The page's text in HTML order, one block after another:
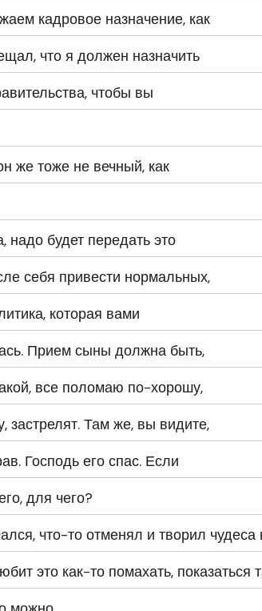
кадровое назначение, как
что я должен назначить
чтобы вы
же тоже не вечный, как
будет передать это
себя привести нормальных,
которая вами
Прием сыны должна быть,
все поломаю по-хорошу,
застрелят. Там же, вы видите,
Господь его спас. Если
для чего?
что-то отменял и творил чудеса
это как-то помахать, показаться